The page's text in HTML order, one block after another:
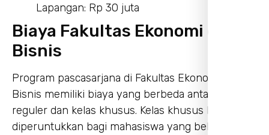
Lapangan: Rp 30 juta
Biaya Fakultas Ekonomi dan
Bisnis
Program pascasarjana di Fakultas Ekonomi dan
Bisnis memiliki biaya yang berbeda antara kelas
reguler dan kelas khusus. Kelas khusus biasanya
diperuntukkan bagi mahasiswa yang bekerja